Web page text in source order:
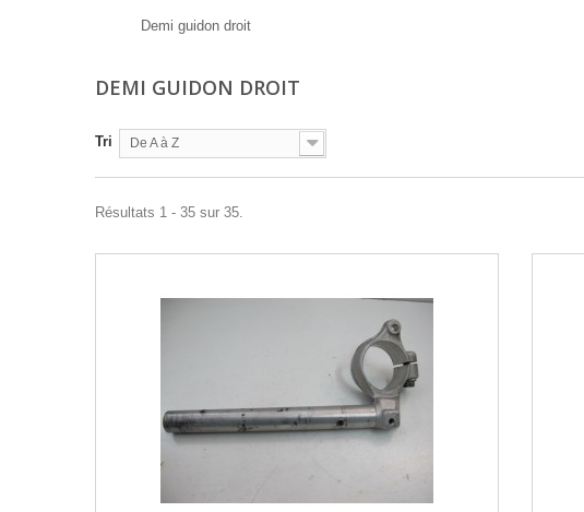
Demi guidon droit
DEMI GUIDON DROIT
Tri De A à Z
Résultats 1 - 35 sur 35.